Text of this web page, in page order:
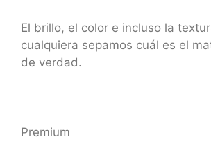
El brillo, el color e incluso la
cualquiera sepamos cuál es el
de verdad.
Premium